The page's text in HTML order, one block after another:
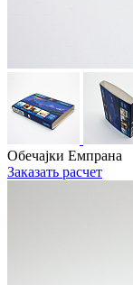
Обечајки Емпрана
Заказать расчет